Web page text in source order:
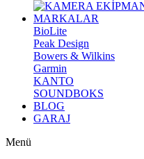
MARKALAR
BioLite
Peak Design
Bowers & Wilkins
Garmin
KANTO
SOUNDBOKS
BLOG
GARAJ
Menü